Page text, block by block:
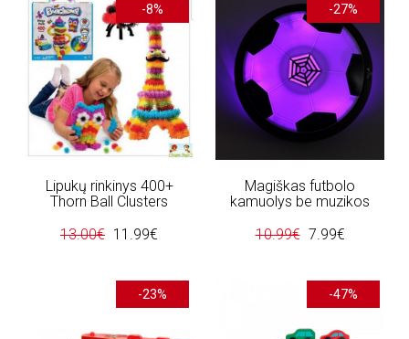
-8%
Lipukų rinkinys 400+
Thorn Ball Clusters
13.00€ 11.99€
-27%
Magiškas futbolo
kamuolys be muzikos
10.99€ 7.99€
-23% -47%